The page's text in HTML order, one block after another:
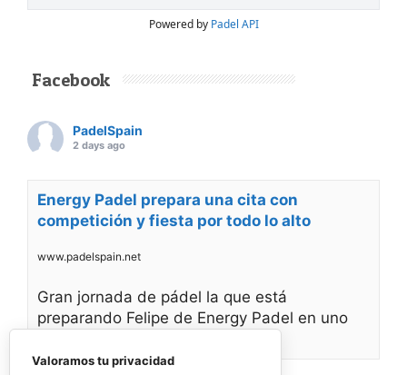
Powered by Padel API
Facebook
PadelSpain
2 days ago
Energy Padel prepara una cita con
competición y fiesta por todo lo alto
www.padelspain.net
Gran jornada de pádel la que está
preparando Felipe de Energy Padel en uno
Valoramos tu privacidad